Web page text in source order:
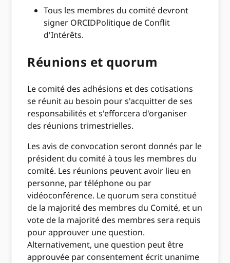
Tous les membres du comité devront
signer ORCIDPolitique de Conflit
d'Intérêts.
Réunions et quorum
Le comité des adhésions et des cotisations
se réunit au besoin pour s'acquitter de ses
responsabilités et s'efforcera d'organiser
des réunions trimestrielles.
Les avis de convocation seront donnés par le
président du comité à tous les membres du
comité. Les réunions peuvent avoir lieu en
personne, par téléphone ou par
vidéoconférence. Le quorum sera constitué
de la majorité des membres du Comité, et un
vote de la majorité des membres sera requis
pour approuver une question.
Alternativement, une question peut être
approuvée par consentement écrit unanime